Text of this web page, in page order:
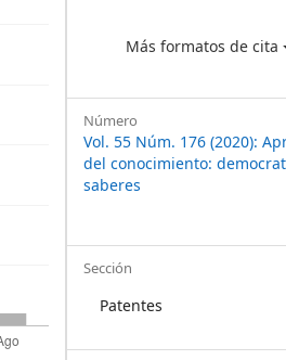
Más formatos de cita
Número
Vol. 55 Núm. 176 (2020):
del conocimiento:
saberes
Sección
Patentes